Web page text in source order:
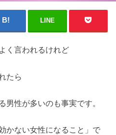
LINE
く言われるけれど
たら
男性が多いのも事実です。
かない女性になること」で